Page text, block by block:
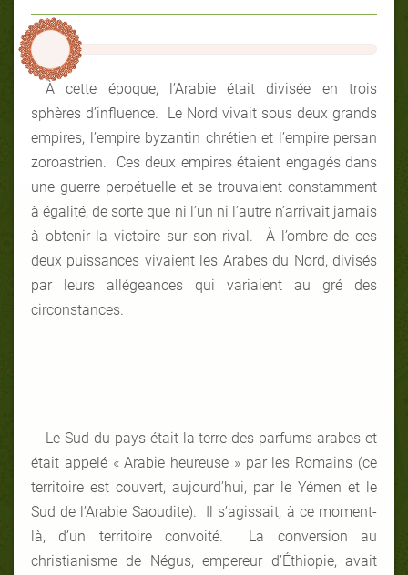
À cette époque, l’Arabie était divisée en trois
sphères d’influence. Le Nord vivait sous deux grands
empires, l’empire byzantin chrétien et l’empire persan
zoroastrien. Ces deux empires étaient engagés dans
une guerre perpétuelle et se trouvaient constamment
à égalité, de sorte que ni l’un ni l’autre n’arrivait jamais
à obtenir la victoire sur son rival. À l’ombre de ces
deux puissances vivaient les Arabes du Nord, divisés
par leurs allégeances qui variaient au gré des
circonstances.
Le Sud du pays était la terre des parfums arabes et
était appelé « Arabie heureuse » par les Romains (ce
territoire est couvert, aujourd’hui, par le Yémen et le
Sud de l’Arabie Saoudite). Il s’agissait, à ce moment-
là, d’un territoire convoité. La conversion au
christianisme de Négus, empereur d’Éthiopie, avait